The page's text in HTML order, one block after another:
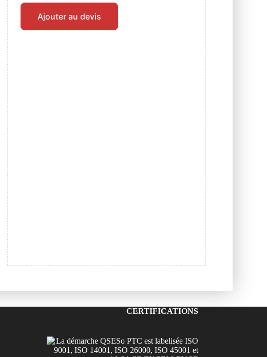
Ajouter au devis
CERTIFICATIONS